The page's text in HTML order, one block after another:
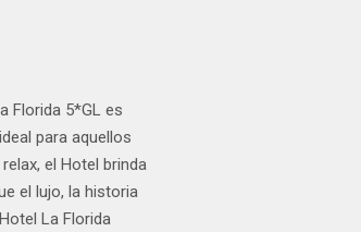
Florida 5*GL es
para aquellos
el Hotel brinda
el lujo, la historia
La Florida